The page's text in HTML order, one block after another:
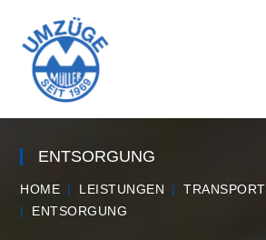
ENTSORGUNG
HOME LEISTUNGEN
TRANSPORT
ENTSORGUNG